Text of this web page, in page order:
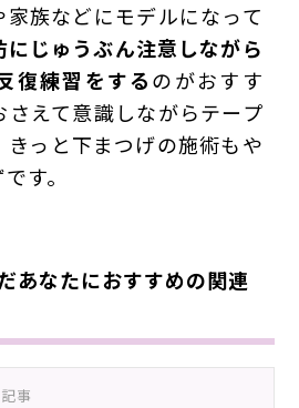
族などにモデルになって
にじゅうぶん注意しながら
復練習をするのがおすす
えて意識しながらテープ
きっと下まつげの施術もや
す。
あなたにおすすめの関連
事